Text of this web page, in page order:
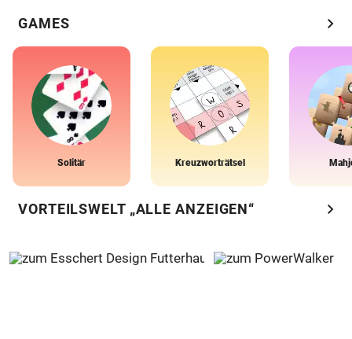
GAMES chevron_right
Solitär Kreuzworträtsel
VORTEILSWELT „ALLE ANZEIGEN“ chevron_right